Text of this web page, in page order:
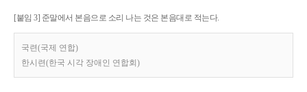
[붙임 3] 준말에서 본음으로 소리 나는 것은 본음대로 적는다.
국련(국제 연합)
한시련(한국 시각 장애인 연합회)